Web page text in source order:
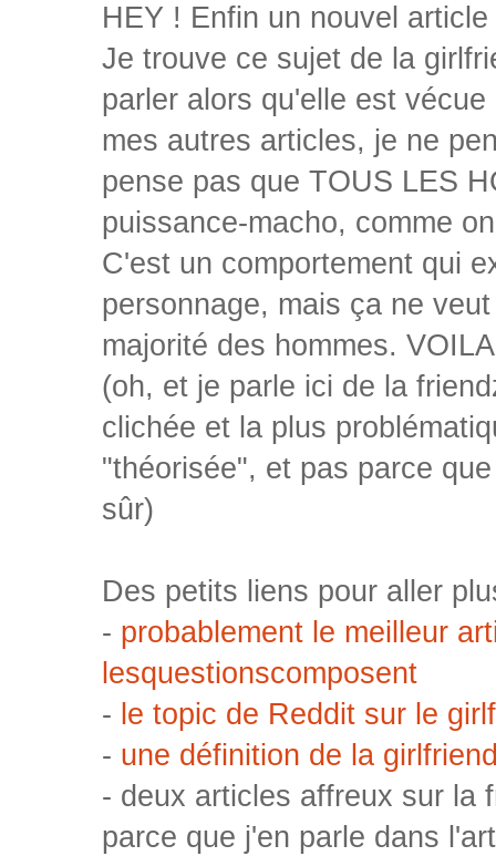
HEY ! Enfin un nouvel
Je trouve ce sujet de la
parler alors qu'elle est
mes autres articles, je ne
pense pas que TOUS LES
puissance-macho, comme
C'est un comportement qui
personnage, mais ça ne
majorité des hommes.
(oh, et je parle ici de la
clichée et la plus
"théorisée", et pas parce
sûr)
Des petits liens pour aller
- probablement le meilleur
lesquestionscomposent
- le topic de Reddit sur le
- une définition de la
- deux articles affreux sur la
parce que j'en parle dans